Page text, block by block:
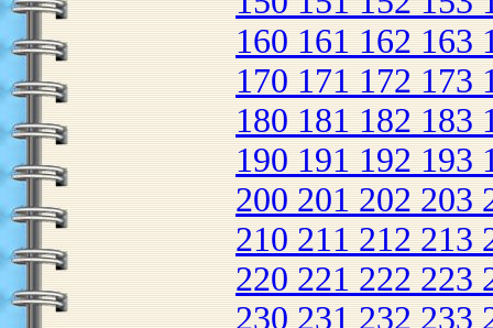
160 161 162 163
170 171 172 173
180 181 182 183
190 191 192 193
200 201 202 203
210 211 212 213
220 221 222 223
230 231 232 233